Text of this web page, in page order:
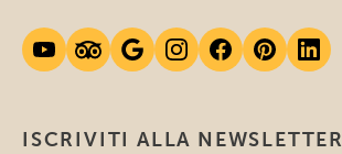
ISCRIVITI ALLA NEWSLETTER